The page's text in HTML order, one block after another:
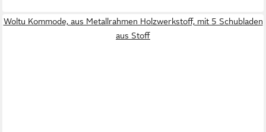
Woltu Kommode, aus Metallrahmen Holzwerkstoff, mit 5 Schubladen
aus Stoff